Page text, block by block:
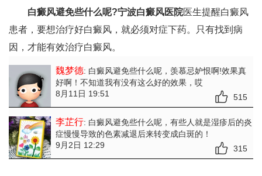
白癜风避免些什么呢?宁波白癜风医院医生提醒白癜风
患者，要想治疗好白癜风，就必须对症下药。只有找到病
因，才能有效治疗白癜风。
魏梦德: 白癜风避免些什么呢，羡慕忌妒恨啊!效果真
好啊！不知道我有没有这么好的效果，哎
8月11日 19:51
515
李芷行: 白癜风避免些什么呢，有些人就是湿疹后的炎
症慢慢导致的色素减退后来转变成白斑的！
9月2日 12:29
315